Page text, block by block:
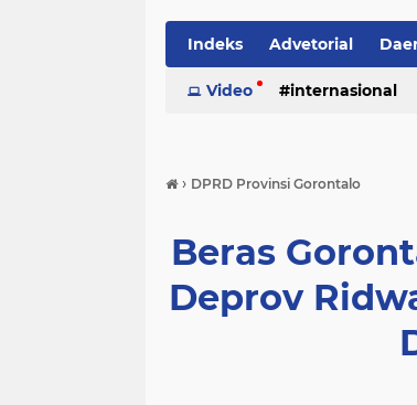
Indeks Advetorial
Video internasional
› DPRD Provinsi Gorontalo
Beras
Deprov